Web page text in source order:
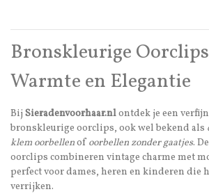
Bronskleurige
Warmte en Elegantie
Bij Sieradenvoorhaar.nlontdek je een
bronskleurige oorclips, ook wel bekend als
klem oorbellenof oorbellen zonder gaatjes.
oorclips combineren vintage charme met
perfect voor dames, heren en kinderen die
verrijken.